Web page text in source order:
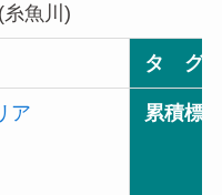
魚川)
タ グ
ア 累積標